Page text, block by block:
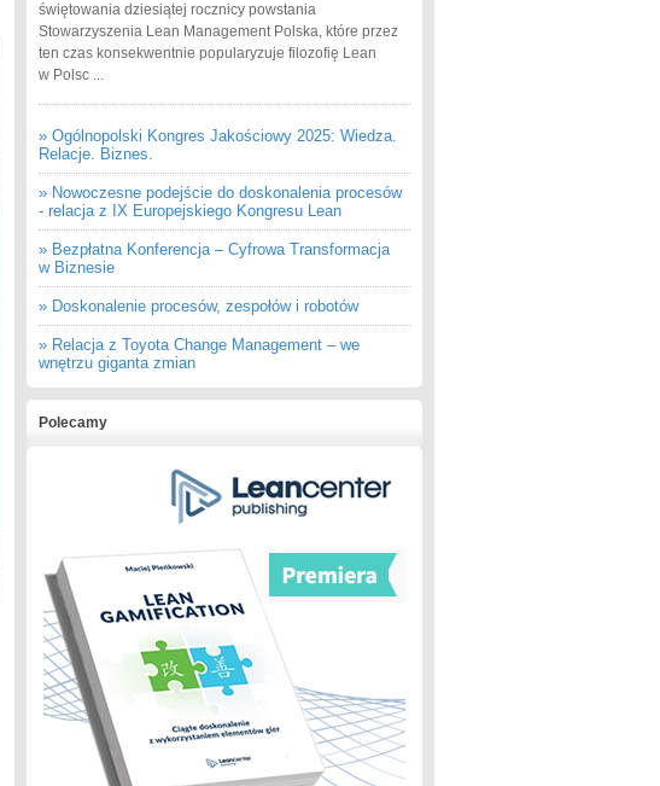
świętowania dziesiątej rocznicy powstania
Stowarzyszenia Lean Management Polska, które przez
ten czas konsekwentnie popularyzuje filozofię Lean
w Polsc ...
» Ogólnopolski Kongres Jakościowy 2025: Wiedza.
Relacje. Biznes.
» Nowoczesne podejście do doskonalenia procesów
- relacja z IX Europejskiego Kongresu Lean
» Bezpłatna Konferencja – Cyfrowa Transformacja
w Biznesie
» Doskonalenie procesów, zespołów i robotów
» Relacja z Toyota Change Management – we
wnętrzu giganta zmian
Polecamy